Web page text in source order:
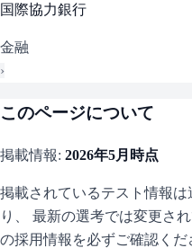
国際協力銀行
金融
›
このページについて
掲載情報: 2026年5月 時点
掲載されているテスト情報
り、 最新の選考では変更さ
の採用情報を必ずご確認く